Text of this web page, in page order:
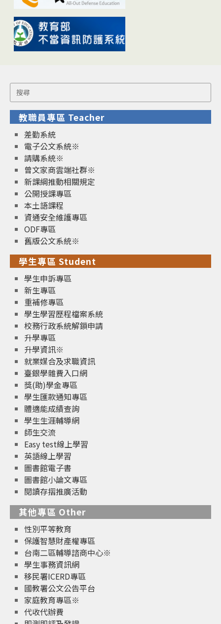
Search
for:
教職員專區 Teacher
差勤系統
電子公文系統※
請購系統※
曾文家商雲端社群※
新課綱推動相關規定
公開授課專區
本土語課程
資通安全維護專區
ODF專區
舊版公文系統※
學生專區 Student
學生申訴專區
新生專區
重補修專區
學生學習歷程檔案系統
校務行政系統解鎖申請
升學專區
升學資訊※
就業媒合及求職資訊
臺銀學雜費入口網
獎(助)學金專區
學生匯款通知專區
體適能成績查詢
學生生涯輔導網
師生交流
Easy test線上學習
英語線上學習
圖書館電子書
圖書館小論文專區
閱讀存摺推廣活動
其他專區 Other
性別平等教育
保護智慧財產權專區
台南二區輔導諮商中心※
學生事務資訊網
移民署ICERD專區
國教署公文公告平台
家庭教育專區※
代收代辦費